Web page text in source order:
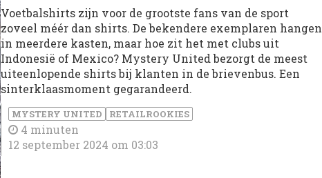
Voetbalshirts zijn voor de grootste fans van de sport
zoveel méér dan shirts. De bekendere exemplaren hangen
in meerdere kasten, maar hoe zit het met clubs uit
Indonesië of Mexico? Mystery United bezorgt de meest
uiteenlopende shirts bij klanten in de brievenbus. Een
sinterklaasmoment gegarandeerd.
MYSTERY UNITED RETAILROOKIES
4 minuten
12 september 2024 om 03:03